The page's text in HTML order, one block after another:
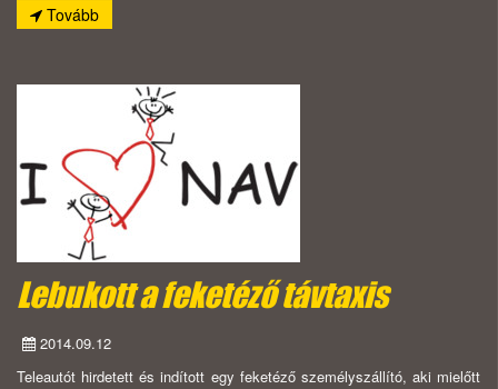
Tovább
Lebukott a feketéző távtaxis
2014.09.12
Teleautót hirdetett és indított egy feketéző személyszállító, aki mielőtt